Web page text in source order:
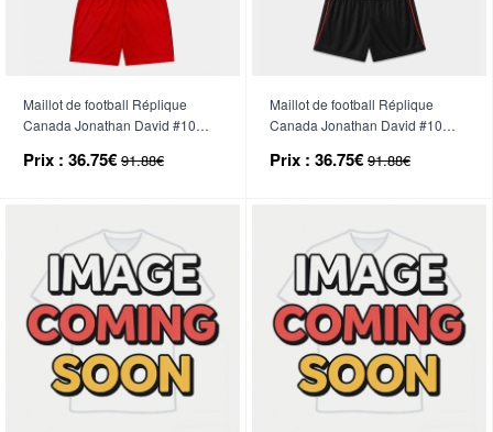
Maillot de football Réplique
Canada Jonathan David #10
Manche Courte (+ Pantalon
Prix : 36.75€ 91.88€
Maillot de football Réplique
Canada Jonathan David #10
Manche Courte (+ Pantalon
Prix : 36.75€ 91.88€